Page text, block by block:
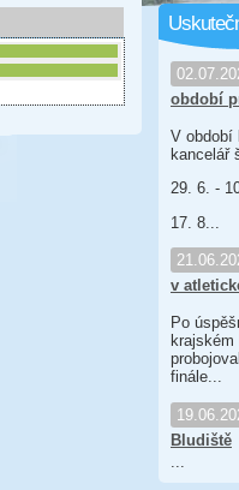
období
V období
kancelář
29. 6. -
17. 8...
v
Po
finále...
Bludiště